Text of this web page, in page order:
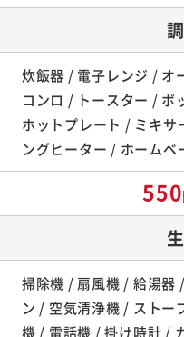
炊飯器 / 電子レンジ / オ
コンロ / トースター / ポ
ホットプレート / ミキ
ングヒーター / ホームベ
550
掃除機 / 扇風機 / 給湯器
ン / 空気清浄機 / ストー
機 / 電話機 / 掛け時計 /